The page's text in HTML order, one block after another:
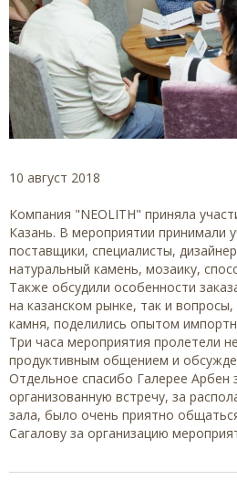
10 август 2018
Компания "NEOLITH" приняла
Казань. В мероприятии принимали
поставщики, специалисты,
натуральный камень, мозаику,
Также обсудили особенности
на казанском рынке, так и
камня, поделились опытом
Три часа мероприятия пролетели
продуктивным общением и
Отдельное спасибо Галерее Арбен
организованную встречу, за
зала, было очень приятно
Сагалову за организацию